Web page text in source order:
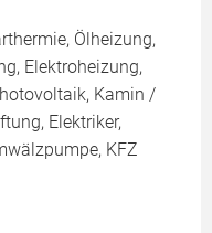
Ölheizung,
Elektroheizung,
Kamin /
Elektriker,
KFZ